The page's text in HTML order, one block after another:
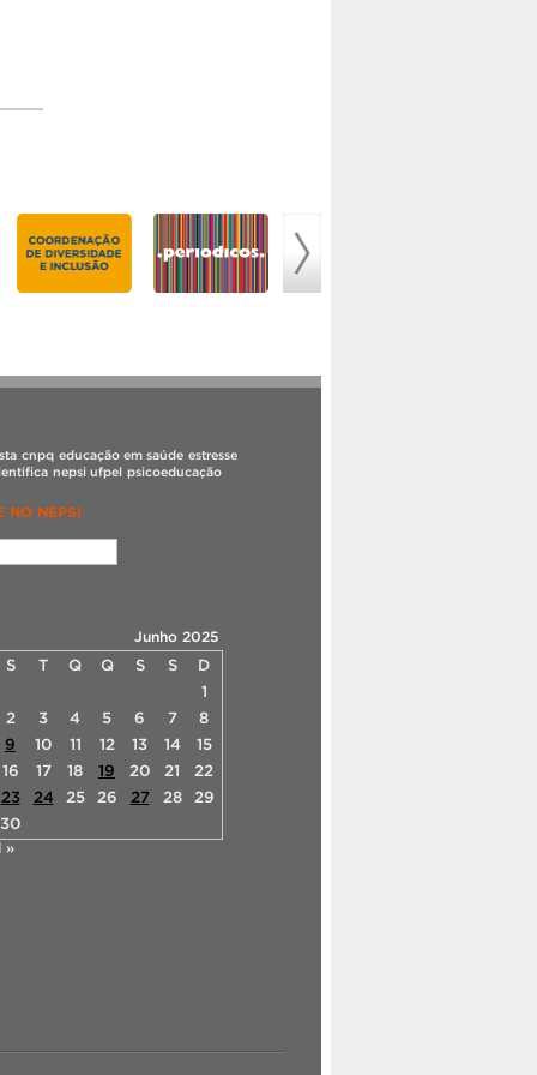
cnpq educação em saúde estresse
nepsi ufpel psicoeducação
NO NEPSI
Junho 2025
S T Q Q S S
D
1
2
3 4 5 6 7
8
9
10 11 12 13 14
15
16
17 18 19 20 21
22
23
24 25 26 27 28
29
30
»